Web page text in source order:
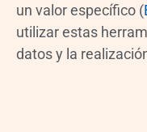
un valor específico (
utilizar estas
datos y la